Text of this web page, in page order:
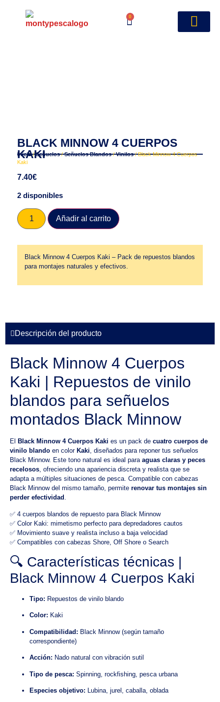
0
BLACK MINNOW 4 CUERPOS
KAKI
Inicio/Señuelos/Señuelos Blandos/Vinilos/ Black Minnow 4 Cuerpos
Kaki
7.40€
2 disponibles
Añadir al carrito
Black Minnow 4 Cuerpos Kaki – Pack de repuestos blandos
para montajes naturales y efectivos.
Descripción del producto
Black Minnow 4 Cuerpos
Kaki | Repuestos de vinilo
blandos para señuelos
montados Black Minnow
El Black Minnow 4 Cuerpos Kaki es un pack de cuatro cuerpos de
vinilo blando en color Kaki, diseñados para reponer tus señuelos
Black Minnow. Este tono natural es ideal para aguas claras y peces
recelosos, ofreciendo una apariencia discreta y realista que se
adapta a múltiples situaciones de pesca. Compatible con cabezas
Black Minnow del mismo tamaño, permite renovar tus montajes sin
perder efectividad .
✅ 4 cuerpos blandos de repuesto para Black Minnow
✅ Color Kaki: mimetismo perfecto para depredadores cautos
✅ Movimiento suave y realista incluso a baja velocidad
✅ Compatibles con cabezas Shore, Off Shore o Search
🔍 Características técnicas |
Black Minnow 4 Cuerpos Kaki
Tipo: Repuestos de vinilo blando
Color: Kaki
Compatibilidad: Black Minnow (según tamaño
correspondiente)
Acción: Nado natural con vibración sutil
Tipo de pesca: Spinning, rockfishing, pesca urbana
Especies objetivo: Lubina, jurel, caballa, oblada